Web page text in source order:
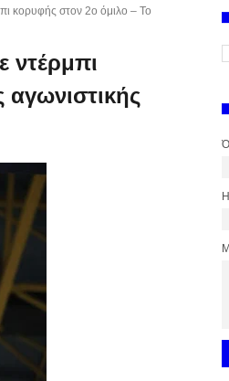
κορυφής στον 2ο όμιλο – Το
ντέρμπι